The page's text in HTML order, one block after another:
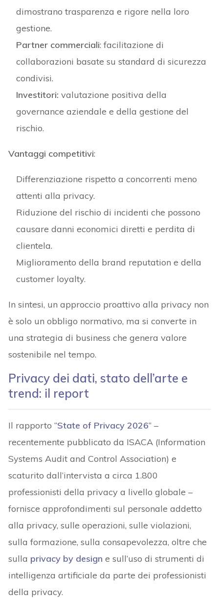
dimostrano trasparenza e rigore nella loro
gestione.
Partner commerciali: facilitazione di
collaborazioni basate su standard di sicurezza
condivisi.
Investitori: valutazione positiva della
governance aziendale e della gestione del
rischio.
Vantaggi competitivi:
Differenziazione rispetto a concorrenti meno
attenti alla privacy.
Riduzione del rischio di incidenti che possono
causare danni economici diretti e perdita di
clientela.
Miglioramento della brand reputation e della
customer loyalty.
In sintesi, un approccio proattivo alla privacy non
è solo un obbligo normativo, ma si converte in
una strategia di business che genera valore
sostenibile nel tempo.
Privacy dei dati, stato dell’arte e
trend: il report
Il rapporto “State of Privacy 2026” –
recentemente pubblicato da ISACA (Information
Systems Audit and Control Association) e
scaturito dall’intervista a circa 1.800
professionisti della privacy a livello globale –
fornisce approfondimenti sul personale addetto
alla privacy, sulle operazioni, sulle violazioni,
sulla formazione, sulla consapevolezza, oltre che
sulla privacy by design e sull’uso di strumenti di
intelligenza artificiale da parte dei professionisti
della privacy.